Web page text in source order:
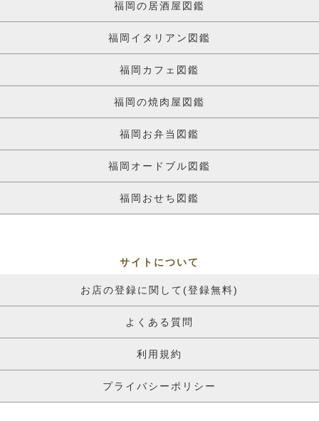
福岡の居酒屋図鑑
福岡イタリアン図鑑
福岡カフェ図鑑
福岡の焼肉屋図鑑
福岡お弁当図鑑
福岡オードブル図鑑
福岡おせち図鑑
サイトについて
お店の登録に関して(登録無料)
よくある質問
利用規約
プライバシーポリシー